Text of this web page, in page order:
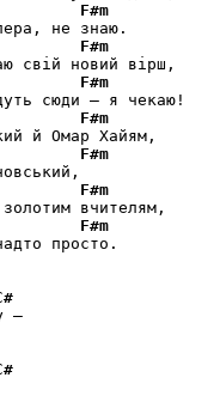
F#m
F#m
F#m
F#m
F#m
F#m
F#m
просто.
–